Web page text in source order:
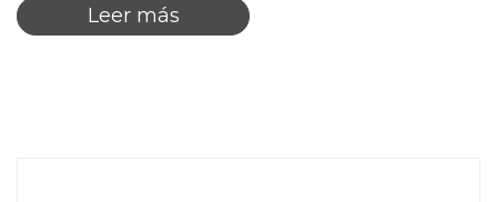
Leer más